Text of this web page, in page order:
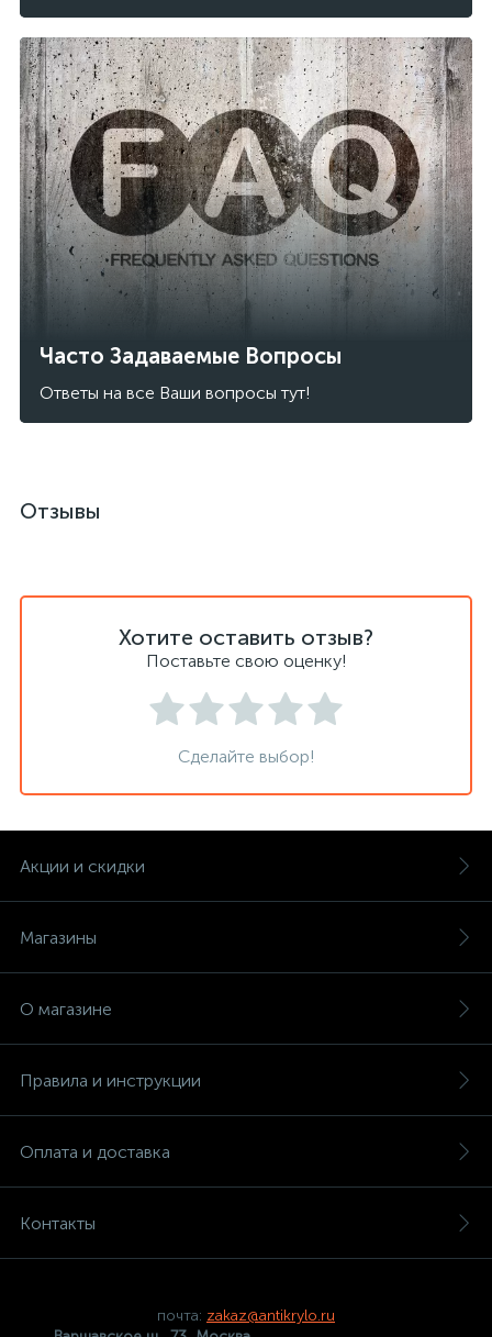
Часто Задаваемые Вопросы
Ответы на все Ваши вопросы тут!
Отзывы
Хотите оставить отзыв?
Поставьте свою оценку!
Сделайте выбор!
Акции и скидки
Магазины
О магазине
Правила и инструкции
Оплата и доставка
Контакты
почта: zakaz@antikrylo.ru